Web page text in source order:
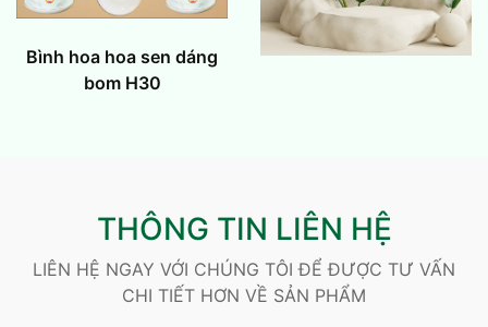
Bình hoa hoa sen dáng
bom H30
THÔNG TIN LIÊN HỆ
LIÊN HỆ NGAY VỚI CHÚNG TÔI ĐỂ ĐƯỢC TƯ VẤN
CHI TIẾT HƠN VỀ SẢN PHẨM